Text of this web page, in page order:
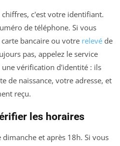
c'est votre identifiant.
de téléphone. Si vous
bancaire ou votre relevé de
pas, appelez le service
vérification d'identité : ils
de naissance, votre adresse, et
reçu.
les horaires
et après 18h. Si vous